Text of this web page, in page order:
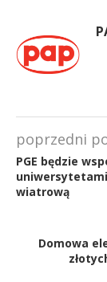
poprzedni
PGE będzie
wiatrową
Domowa